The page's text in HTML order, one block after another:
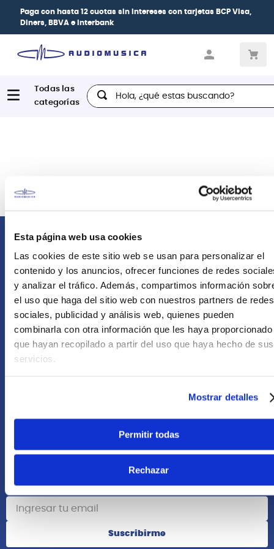
Esta página web usa cookies
Las cookies de este sitio web se usan para personalizar el
contenido y los anuncios, ofrecer funciones de redes
y analizar el tráfico. Además, compartimos información
el uso que haga del sitio web con nuestros partners de redes
sociales, publicidad y análisis web, quienes pueden
combinarla con otra información que les haya proporcionado
que hayan recopilado a partir del uso que haya hecho de sus
servicios.
Mostrar detalles
Permitir todas
Rechazar
Paga con hasta 12 cuotas sin intereses con tarjetas BCP Visa,
Diners, BBVA e Interbank
Hola, ¿qué estas buscando?
Atención Postventa
+51 958418476
+51 977624112
Acerca de Nosotros
Suscribete
Suscribirme